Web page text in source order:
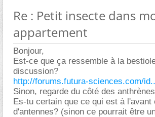
Re : Petit insecte dans
appartement
Bonjour,
Est-ce que ça ressemble à la
discussion?
http://forums.futura-sciences.com/
Sinon, regarde du côté des
Es-tu certain que ce qui est à l'avant
d'antennes? (sinon ce pourrait être